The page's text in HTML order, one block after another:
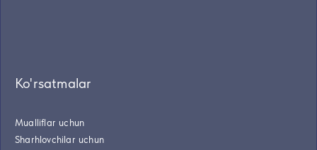
Ko'rsatmalar
Mualliflar uchun
Sharhlovchilar uchun